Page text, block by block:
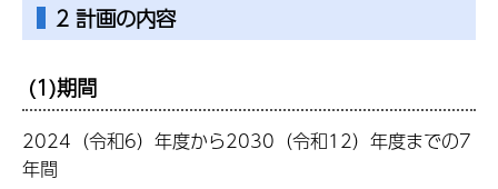
2 計画の内容
(1)期間
2024（令和6）年度から2030（令和12）年度までの7
年間